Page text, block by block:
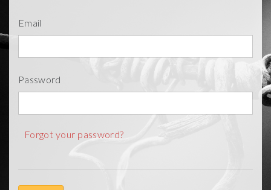
Email
Password
Forgot your password?